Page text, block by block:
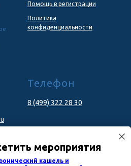
мероприятия
кашель и
Помощь в регистрации
Политика
конфиденциальности
Телефон
8 (499) 322 28 30